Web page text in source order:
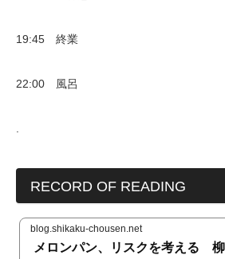
19:45 終業
22:00 風呂
RECORD OF READING
blog.shikaku-chousen.net
メロンパン、リスクを考える